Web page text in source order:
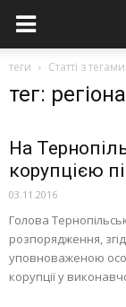
теги Статті з
тег:
На
корупцією
03.11.2016
Голова
розпорядження,
уповноваженою
корупції у